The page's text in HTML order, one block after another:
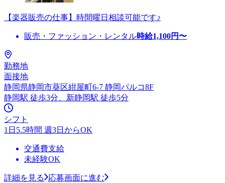
【楽器販売の仕事】時間曜日相談可能です♪
販売・ファッション・レンタル時給1,100円〜
勤務地
面接地
静岡県静岡市葵区紺屋町6-7 静岡パルコ8F
静岡駅 徒歩3分、新静岡駅 徒歩5分
シフト
1日5.5時間 週3日からOK
交通費支給
未経験OK
詳細を見る
応募画面に進む